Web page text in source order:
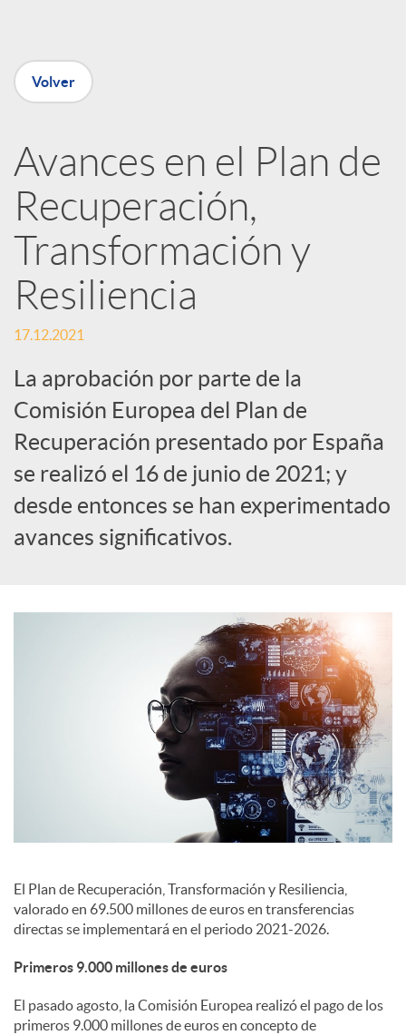
n
R
e
d
e
s
S
o
i
s
Volver
Avances en el Plan de
Recuperación,
Transformación y
Resiliencia
17.12.2021
La aprobación por parte de la
Comisión Europea del Plan de
Recuperación presentado por España
se realizó el 16 de junio de 2021; y
desde entonces se han experimentado
avances significativos.
El Plan de Recuperación, Transformación y Resiliencia,
valorado en 69.500 millones de euros en transferencias
directas se implementará en el periodo 2021-2026.
Primeros 9.000 millones de euros
El pasado agosto, la Comisión Europea realizó el pago de los
primeros 9.000 millones de euros en concepto de